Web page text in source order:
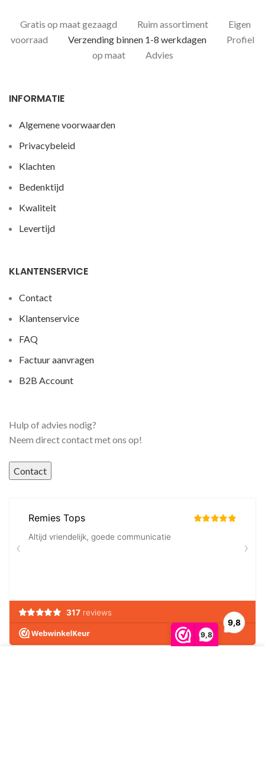
9,8
Gratis op maat gezaagd Ruim assortiment
Eigen
voorraad
Verzending binnen 1-8 werkdagen
Profiel
op maat
Advies
INFORMATIE
Algemene voorwaarden
Privacybeleid
Klachten
Bedenktijd
Kwaliteit
Levertijd
KLANTENSERVICE
Contact
Klantenservice
FAQ
Factuur aanvragen
B2B Account
Hulp of advies nodig?
Neem direct contact met ons op!
Contact